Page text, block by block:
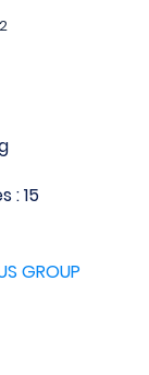
: 15
GROUP